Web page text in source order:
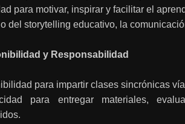
para motivar, inspirar y facilitar el
del storytelling educativo, la
y Responsabilidad
para impartir clases sincrónicas
para entregar materiales,